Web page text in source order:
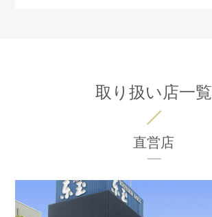
取り扱い店一覧
直営店